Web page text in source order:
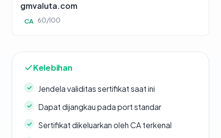
gmvaluta.com
CA 60/100
Kelebihan
Jendela validitas sertifikat saat ini
Dapat dijangkau pada port standar
Sertifikat dikeluarkan oleh CA terkenal